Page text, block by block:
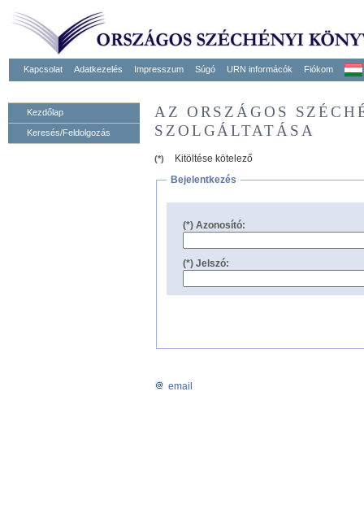
Kapcsolat Adatkezelés Impresszum Súgó URN informácók Fiókom
Kezdőlap
Keresés/Feldolgozás
AZ ORSZÁGOS
SZOLGÁLTATÁSA
(*)
Kitöltése kötelező
Bejelentkezés
(*) Azonosító:
(*) Jelszó:
email